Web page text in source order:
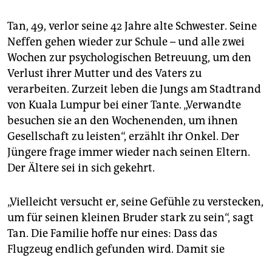
Tan, 49, verlor seine 42 Jahre alte Schwester. Seine
Neffen gehen wieder zur Schule – und alle zwei
Wochen zur psychologischen Betreuung, um den
Verlust ihrer Mutter und des Vaters zu
verarbeiten. Zurzeit leben die Jungs am Stadtrand
von Kuala Lumpur bei einer Tante. „Verwandte
besuchen sie an den Wochenenden, um ihnen
Gesellschaft zu leisten“, erzählt ihr Onkel. Der
Jüngere frage immer wieder nach seinen Eltern.
Der Ältere sei in sich gekehrt.
„Vielleicht versucht er, seine Gefühle zu verstecken,
um für seinen kleinen Bruder stark zu sein“, sagt
Tan. Die Familie hoffe nur eines: Dass das
Flugzeug endlich gefunden wird. Damit sie